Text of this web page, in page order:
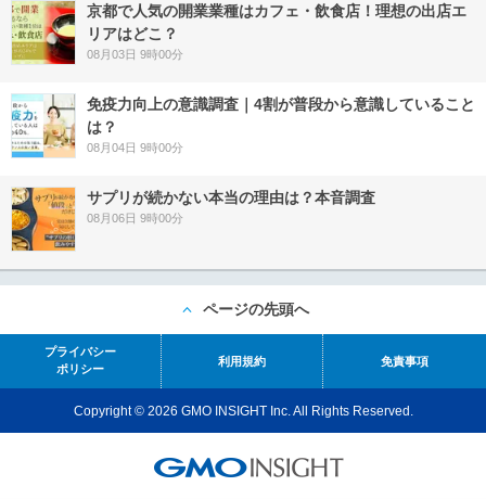
京都で人気の開業業種はカフェ・飲食店！理想の出店エ
リアはどこ？
08月03日 9時00分
免疫力向上の意識調査｜4割が普段から意識していること
は？
08月04日 9時00分
サプリが続かない本当の理由は？本音調査
08月06日 9時00分
ページの先頭へ
プライバシー
ポリシー
利用規約 免責事項
Copyright © 2026 GMO INSIGHT Inc. All Rights Reserved.